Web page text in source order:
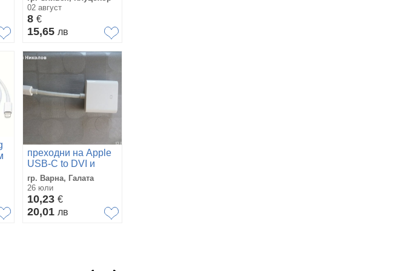
– Нов комплект
02 август
8 €
15,65 лв
преходни на Apple
USB-C to DVI и
HDMI to DVI кабел
гр. Варна, Галата
26 юли
10,23 €
20,01 лв